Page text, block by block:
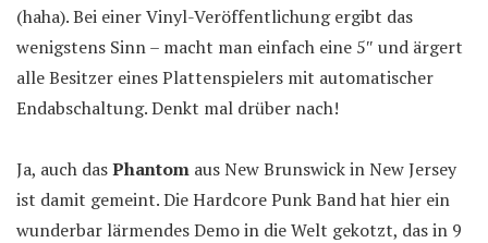
(haha). Bei einer Vinyl-Veröffentlichung ergibt das
wenigstens Sinn – macht man einfach eine 5″ und ärgert
alle Besitzer eines Plattenspielers mit automatischer
Endabschaltung. Denkt mal drüber nach!
Ja, auch dasPhantom aus New Brunswick in New Jersey
ist damit gemeint. Die Hardcore Punk Band hat hier ein
wunderbar lärmendes Demo in die Welt gekotzt, das in 9